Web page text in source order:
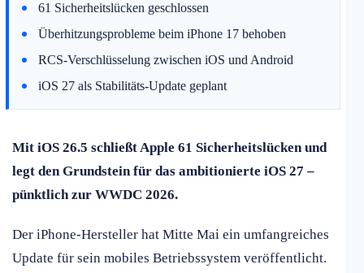
61 Sicherheitslücken geschlossen
Überhitzungsprobleme beim iPhone 17 behoben
RCS-Verschlüsselung zwischen iOS und Android
iOS 27 als Stabilitäts-Update geplant
Mit iOS 26.5 schließt Apple 61 Sicherheitslücken und
legt den Grundstein für das ambitionierte iOS 27 –
pünktlich zur WWDC 2026.
Der iPhone-Hersteller hat Mitte Mai ein umfangreiches
Update für sein mobiles Betriebssystem veröffentlicht.